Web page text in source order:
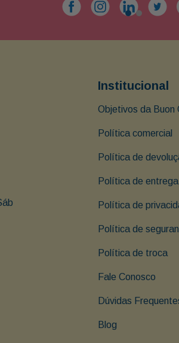
Institucional
Objetivos da Buon
Política comercial
Política de
Política de entrega
Política de
Política de
Política de troca
Fale Conosco
Dúvidas
Blog